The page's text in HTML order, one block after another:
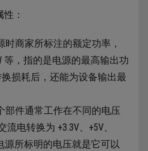
：
商家所标注的额定功率，
等，指的是电源的最高输出功
损耗后，还能为设备输出最
部件通常工作在不同的电压
电转换为 +3.3V、+5V、
源所标明的电压就是它可以